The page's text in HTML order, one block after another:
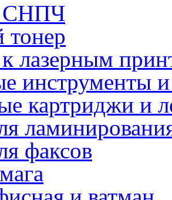
СНПЧ
тонер
лазерным
инструменты
картриджи и
факсов